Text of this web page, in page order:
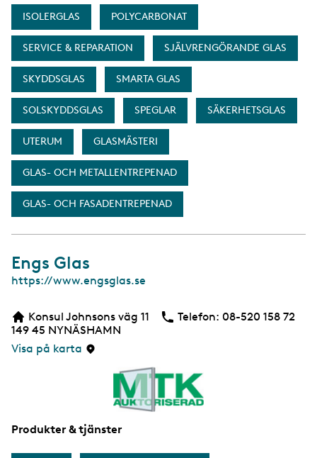
ISOLERGLAS POLYCARBONAT
SERVICE & REPARATION SJÄLVRENGÖRANDE GLAS
SKYDDSGLAS SMARTA GLAS
SOLSKYDDSGLAS SPEGLAR SÄKERHETSGLAS
UTERUM GLASMÄSTERI
GLAS- OCH METALLENTREPENAD
GLAS- OCH FASADENTREPENAD
Engs Glas
W
b
s
i
https://www.engsglas.se
Konsul Johnsons väg 11
149 45 NYNÄSHAMN
Visa på karta
Telefon: Telefon
08-520 158 72
Produkter & tjänster